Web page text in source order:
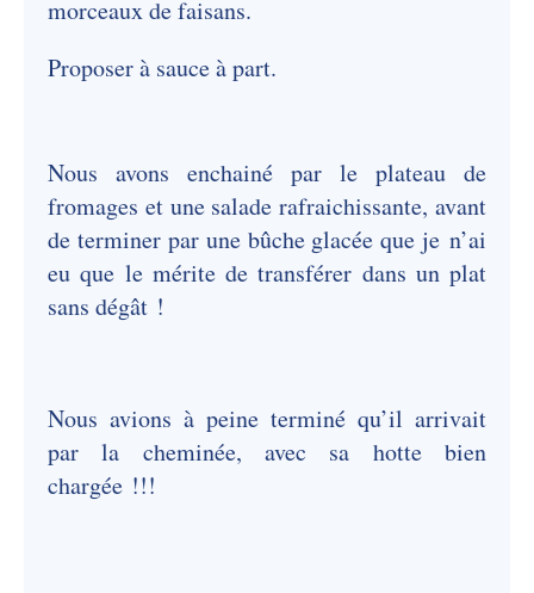
morceaux de faisans.
Proposer à sauce à part.
Nous avons enchainé par le plateau de
fromages et une salade rafraichissante, avant
de terminer par une bûche glacée que je n’ai
eu que le mérite de transférer dans un plat
sans dégât !
Nous avions à peine terminé qu’il arrivait
par la cheminée, avec sa hotte bien
chargée !!!